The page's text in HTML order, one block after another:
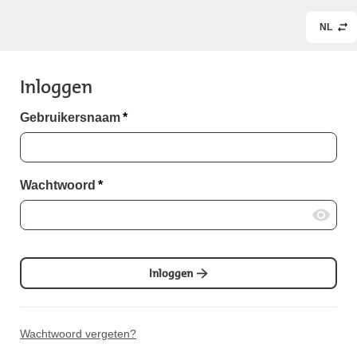
NL
Inloggen
Gebruikersnaam*
Wachtwoord *
Inloggen
Wachtwoord vergeten?